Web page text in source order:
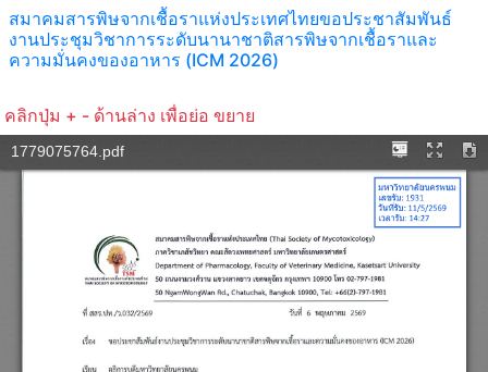
สมาคมสารพิษจากเชื้อราแห่งประเทศไทยขอประชาสัมพันธ์
งานประชุมวิชาการระดับนานาชาติสารพิษจากเชื้อราและ
ความมั่นคงของอาหาร (ICM 2026)
คลิกปุ่ม + - ด้านล่าง เพื่อย่อ ขยาย